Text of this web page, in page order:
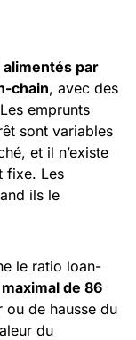
par
chain, avec des
emprunts
sont variables
et il n’existe
fixe. Les
ils le
le ratio loan-
de 86
ou de hausse du
du